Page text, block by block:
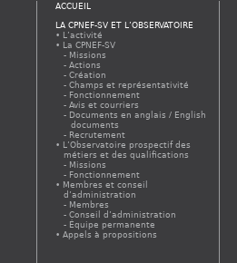
ACCUEIL
LA CPNEF-SV ET L’OBSERVATOIRE
L’activité
La CPNEF-SV
Missions
Actions
Création
Champs et représentativité
Fonctionnement
Avis et courriers
Documents en anglais / English
documents
Recrutement
L’Observatoire prospectif des
métiers et des qualifications
Missions
Fonctionnement
Membres et conseil
d’administration
Membres
Conseil d’administration
Équipe permanente
Appels à propositions